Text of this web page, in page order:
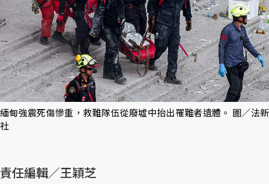
緬甸強震死傷慘重，救難隊伍從廢墟中抬出罹難者遺體。 圖／法新
社
責任編輯／王穎芝